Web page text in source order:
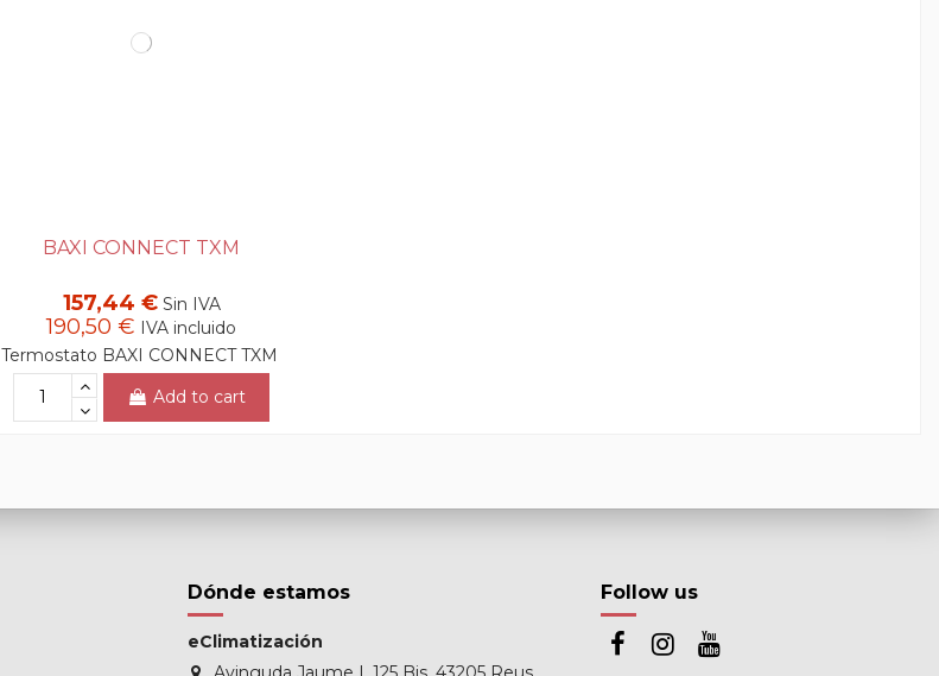
BAXI CONNECT TXM
157,44 € Sin IVA
190,50 € IVA incluido
Termostato BAXI CONNECT TXM
Add to cart
Dónde estamos
eClimatización
Follow us